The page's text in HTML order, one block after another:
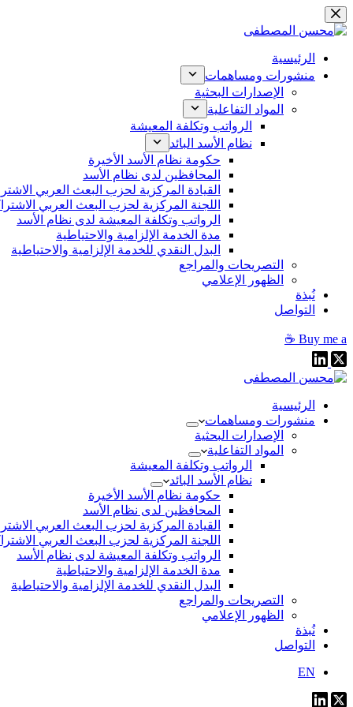
التجاوز
إلى
الرئيسية
منشورات ومساهمات
الإصدارات البحثية
المواد التفاعلية
الرواتب وتكلفة المعيشة
نظام الأسد البائد
حكومة نظام الأسد الأخيرة
المحافظين لدى نظام الأسد
القيادة المركزية لحزب البعث العربي
اللجنة المركزية لحزب البعث العربي
الرواتب وتكلفة المعيشة لدى نظام الأسد
مدة الخدمة الإلزامية والاحتياطية
البدل النقدي للخدمة الإلزامية والاحتياطية
التصريحات والمراجع
الظهور الإعلامي
نُبذة
التواصل
Buy me a ☕
الرئيسية
منشورات ومساهمات
الإصدارات البحثية
المواد التفاعلية
الرواتب وتكلفة المعيشة
نظام الأسد البائد
حكومة نظام الأسد الأخيرة
المحافظين لدى نظام الأسد
القيادة المركزية لحزب البعث العربي
اللجنة المركزية لحزب البعث العربي
الرواتب وتكلفة المعيشة لدى نظام الأسد
مدة الخدمة الإلزامية والاحتياطية
البدل النقدي للخدمة الإلزامية والاحتياطية
التصريحات والمراجع
الظهور الإعلامي
نُبذة
التواصل
EN